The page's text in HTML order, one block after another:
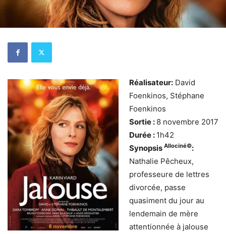
Réalisateur: David
Foenkinos, Stéphane
Foenkinos
Sortie : 8 novembre 2017
Durée : 1h42
Synopsis Allociné©:
Nathalie Pêcheux,
professeure de lettres
divorcée, passe
quasiment du jour au
lendemain de mère
attentionnée à jalouse